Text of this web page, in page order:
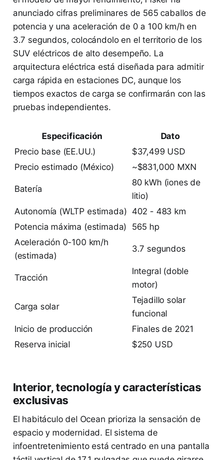
anunciado cifras preliminares de 565 caballos de
potencia y una aceleración de 0 a 100 km/h en
3.7 segundos, colocándolo en el territorio de los
SUV eléctricos de alto desempeño. La
arquitectura eléctrica está diseñada para admitir
carga rápida en estaciones DC, aunque los
tiempos exactos de carga se confirmarán con las
pruebas independientes.
Especificación
Dato
Precio base (EE.UU.)
$37,499 USD
Precio estimado (México)
~$831,000 MXN
Batería
80 kWh (iones de
litio)
Autonomía (WLTP estimada) 402 - 483 km
Potencia máxima (estimada)
565 hp
Aceleración 0-100 km/h
(estimada)
3.7 segundos
Tracción
Integral (doble
motor)
Carga solar
Tejadillo solar
funcional
Inicio de producción
Finales de 2021
Reserva inicial
$250 USD
Interior, tecnología y características
exclusivas
El habitáculo del Ocean prioriza la sensación de
espacio y modernidad. El sistema de
infoentretenimiento está centrado en una pantalla